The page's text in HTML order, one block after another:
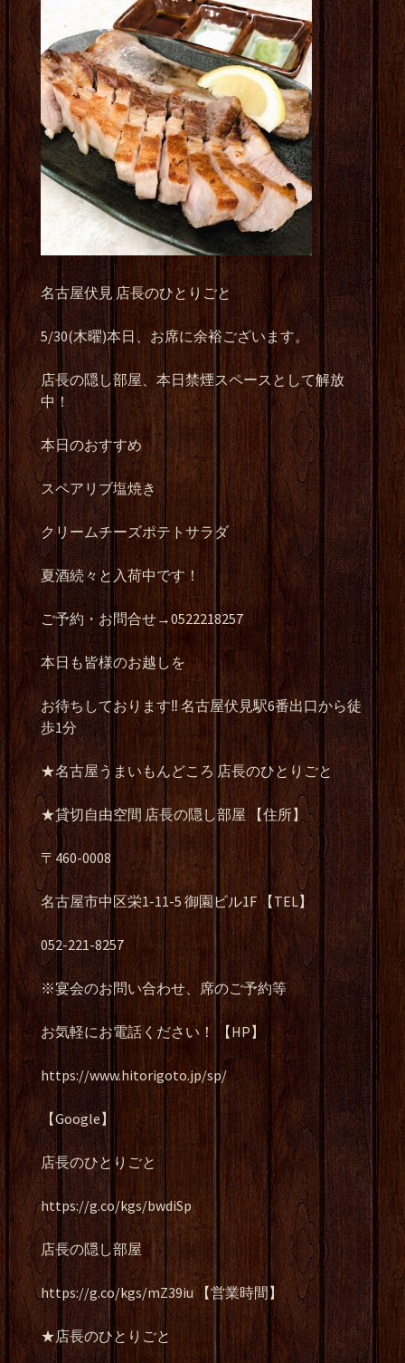
名古屋伏見 店長のひとりごと
5/30(木曜)本日、お席に余裕ございます。
店長の隠し部屋、本日禁煙スペースとして解放
中！
本日のおすすめ
スペアリブ塩焼き
クリームチーズポテトサラダ
夏酒続々と入荷中です！
ご予約・お問合せ→0522218257
本日も皆様のお越しを
お待ちしております‼️ 名古屋伏見駅6番出口から徒
歩1分
★名古屋うまいもんどころ 店長のひとりごと
★貸切自由空間 店長の隠し部屋 【住所】
〒460-0008
名古屋市中区栄1-11-5 御園ビル1F 【TEL】
052-221-8257
※宴会のお問い合わせ、席のご予約等
お気軽にお電話ください！ 【HP】
https://www.hitorigoto.jp/sp/
【Google】
店長のひとりごと
https://g.co/kgs/bwdiSp
店長の隠し部屋
https://g.co/kgs/mZ39iu 【営業時間】
★店長のひとりごと